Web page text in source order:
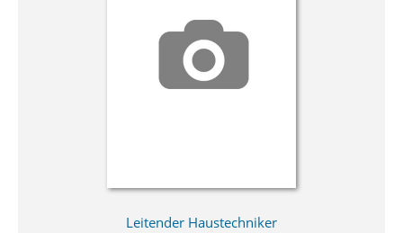
Leitender Haustechniker